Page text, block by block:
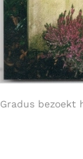
Gradus bezoekt